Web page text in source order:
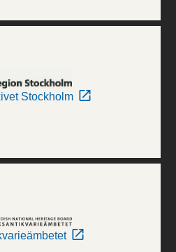
Stockholm